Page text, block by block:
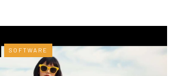
SOFTWARE